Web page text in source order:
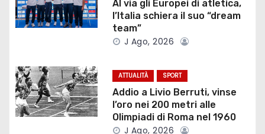
z
o
n
Al via gli Europei di atletica,
l’Italia schiera il suo “dream
team”
J Ago, 2026
ATTUALITÀ SPORT
Addio a Livio Berruti, vinse
l’oro nei 200 metri alle
Olimpiadi di Roma nel 1960
J Ago, 2026